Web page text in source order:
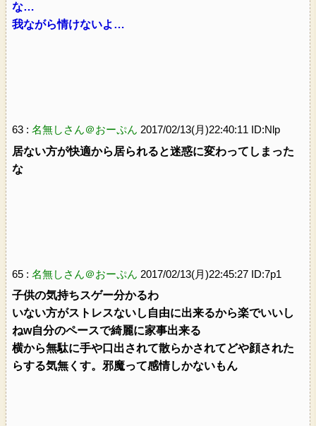
な…
我ながら情けないよ…
63 : 名無しさん＠おーぷん 2017/02/13(月)22:40:11 ID:Nlp
居ない方が快適から居られると迷惑に変わってしまった
な
65 : 名無しさん＠おーぷん 2017/02/13(月)22:45:27 ID:7p1
子供の気持ちスゲー分かるわ
いない方がストレスないし自由に出来るから楽でいいし
ねw自分のペースで綺麗に家事出来る
横から無駄に手や口出されて散らかされてどや顔された
らする気無くす。邪魔って感情しかないもん